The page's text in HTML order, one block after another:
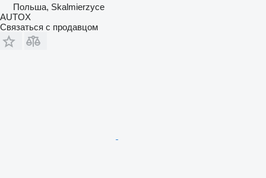
Польша, Skalmierzyce
AUTOX
Связаться с продавцом